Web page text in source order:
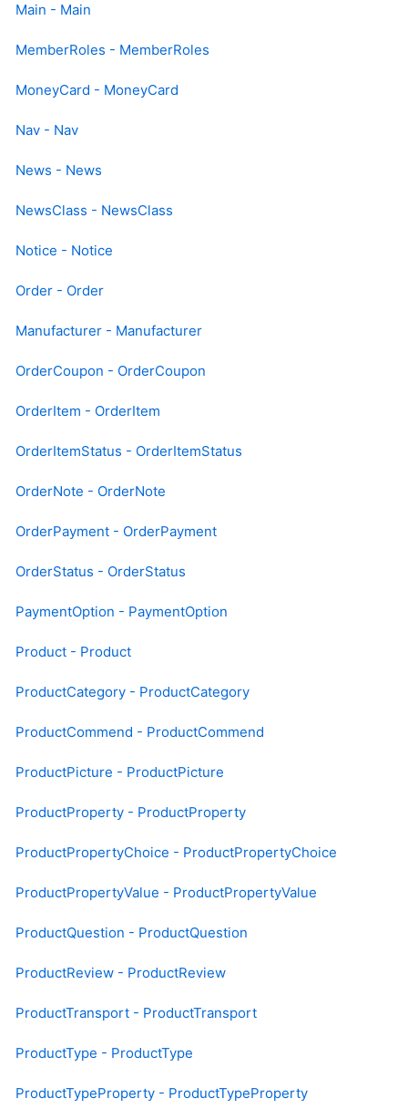
Main - Main
MemberRoles - MemberRoles
MoneyCard - MoneyCard
Nav - Nav
News - News
NewsClass - NewsClass
Notice - Notice
Order - Order
Manufacturer - Manufacturer
OrderCoupon - OrderCoupon
OrderItem - OrderItem
OrderItemStatus - OrderItemStatus
OrderNote - OrderNote
OrderPayment - OrderPayment
OrderStatus - OrderStatus
PaymentOption - PaymentOption
Product - Product
ProductCategory - ProductCategory
ProductCommend - ProductCommend
ProductPicture - ProductPicture
ProductProperty - ProductProperty
ProductPropertyChoice - ProductPropertyChoice
ProductPropertyValue - ProductPropertyValue
ProductQuestion - ProductQuestion
ProductReview - ProductReview
ProductTransport - ProductTransport
ProductType - ProductType
ProductTypeProperty - ProductTypeProperty